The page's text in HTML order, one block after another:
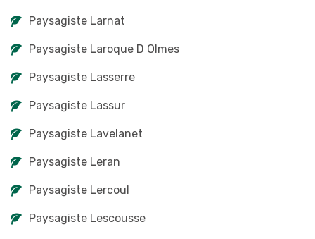
Paysagiste Larnat
Paysagiste Laroque D Olmes
Paysagiste Lasserre
Paysagiste Lassur
Paysagiste Lavelanet
Paysagiste Leran
Paysagiste Lercoul
Paysagiste Lescousse